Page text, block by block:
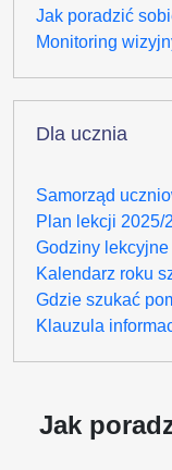
Jak poradzić
Monitoring
Dla ucznia
Samorząd
Plan lekcji 2025/
Godziny lekcyjne
Kalendarz roku
Gdzie szukać
Klauzula
Jak